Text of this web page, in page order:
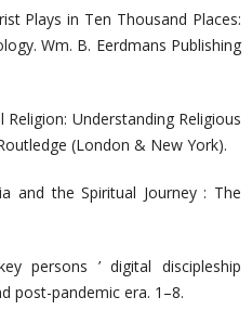
Plays in Ten Thousand Places:
Wm. B. Eerdmans Publishing
Religion: Understanding Religious
(London & New York).
and the Spiritual Journey : The
persons ’ digital discipleship
post-pandemic era. 1–8.